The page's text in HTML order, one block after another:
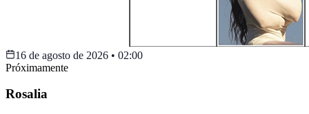
16 de agosto de 2026 • 02:00
Próximamente
Rosalia